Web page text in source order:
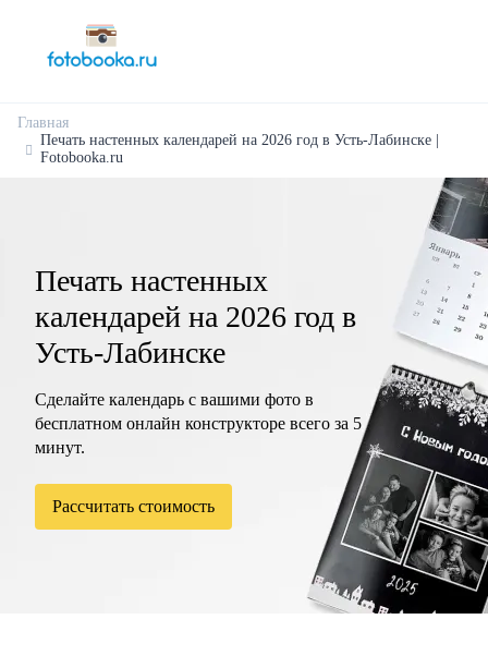
Главная
Печать настенных календарей на 2026 год в Усть-Лабинске |
Fotobooka.ru
Печать настенных
календарей на 2026 год в
Усть-Лабинске
Сделайте календарь с вашими фото в
бесплатном онлайн конструкторе всего за 5
минут.
Рассчитать стоимость